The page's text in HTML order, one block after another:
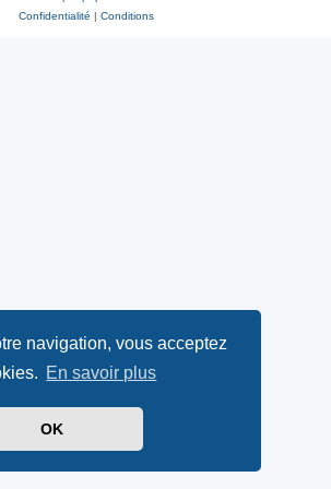
navigation, vous acceptez
En savoir plus
OK
Confidentialité | Conditions